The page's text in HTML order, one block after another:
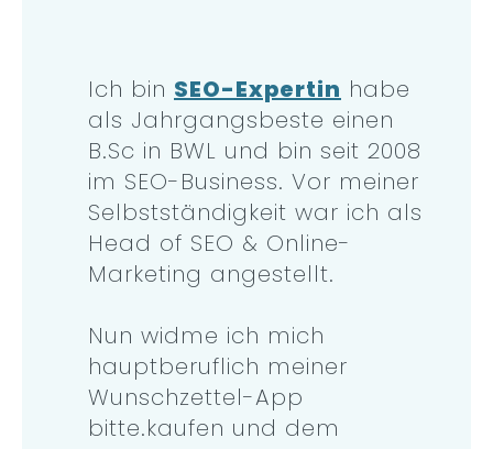
Ich bin SEO-Expertin habe
als Jahrgangsbeste einen
B.Sc in BWL und bin seit 2008
im SEO-Business. Vor meiner
Selbstständigkeit war ich als
Head of SEO & Online-
Marketing angestellt.
Nun widme ich mich
hauptberuflich meiner
Wunschzettel-App
bitte.kaufen und dem